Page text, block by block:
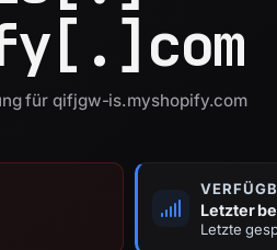
com
für qifjgw-is.myshopify.com
Letzter
Letzte